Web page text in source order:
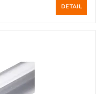
DETAIL